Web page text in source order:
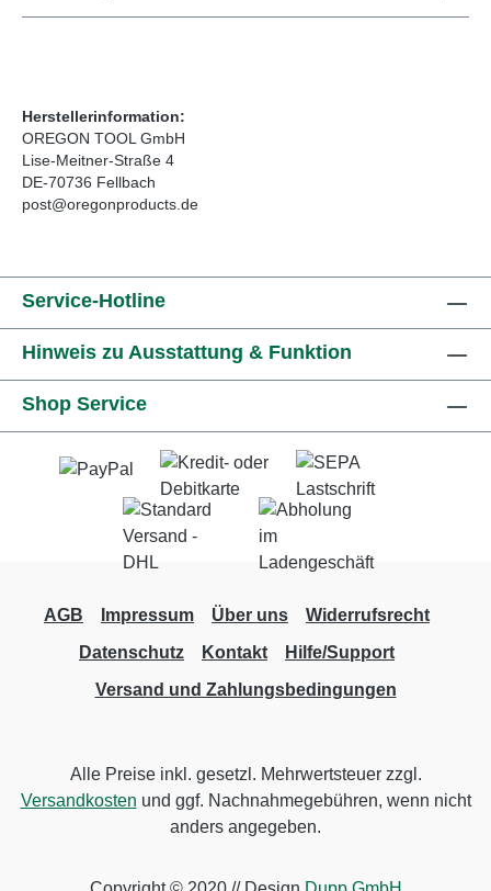
Herstellerinformation:
OREGON TOOL GmbH
Lise-Meitner-Straße 4
DE-70736 Fellbach
post@oregonproducts.de
Service-Hotline
Hinweis zu Ausstattung & Funktion
Shop Service
AGB Impressum Über uns
Widerrufsrecht
Datenschutz
Kontakt
Hilfe/Support
Versand und Zahlungsbedingungen
Alle Preise inkl. gesetzl. Mehrwertsteuer zzgl.
Versandkosten und ggf. Nachnahmegebühren, wenn nicht
anders angegeben.